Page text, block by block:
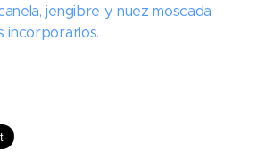
jengibre y nuez moscada
incorporarlos.